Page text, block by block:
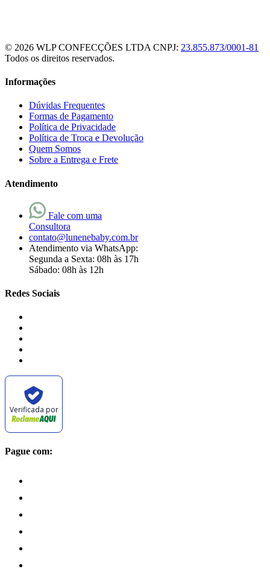
© 2026 WLP CONFECÇÕES LTDA CNPJ: 23.855.873/0001-81
Todos os direitos reservados.
Informações
Dúvidas Frequentes
Formas de Pagamento
Política de Privacidade
Política de Troca e Devolução
Quem Somos
Sobre a Entrega e Frete
Atendimento
Fale com uma
Consultora
contato@lunenebaby.com.br
Atendimento via WhatsApp:
Segunda a Sexta: 08h às 17h
Sábado: 08h às 12h
Redes Sociais
Verificada por
Pague com: